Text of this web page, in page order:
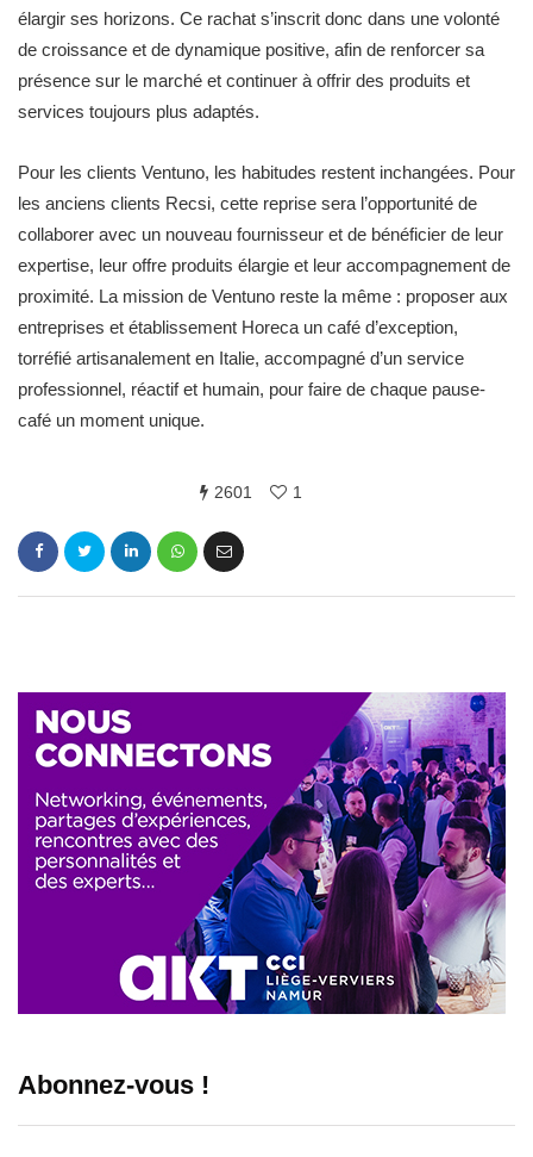
élargir ses horizons. Ce rachat s’inscrit donc dans une volonté
de croissance et de dynamique positive, afin de renforcer sa
présence sur le marché et continuer à offrir des produits et
services toujours plus adaptés.
Pour les clients Ventuno, les habitudes restent inchangées. Pour
les anciens clients Recsi, cette reprise sera l’opportunité de
collaborer avec un nouveau fournisseur et de bénéficier de leur
expertise, leur offre produits élargie et leur accompagnement de
proximité. La mission de Ventuno reste la même : proposer aux
entreprises et établissement Horeca un café d’exception,
torréfié artisanalement en Italie, accompagné d’un service
professionnel, réactif et humain, pour faire de chaque pause-
café un moment unique.
2601 1
Abonnez-vous !